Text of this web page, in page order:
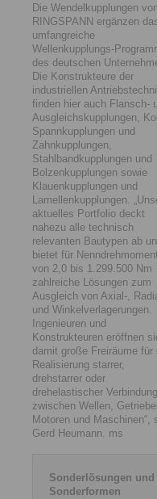
Die Wendelkupplungen von
RINGSPANN ergänzen
umfangreiche
Wellenkupplungs-
des deutschen
Die Konstrukteure der
industriellen
finden hier auch Flansch-
Ausgleichskupplungen,
Spannkupplungen und
Zahnkupplungen,
Stahlbandkupplungen und
Bolzenkupplungen sowie
Klauenkupplungen und
Lamellenkupplungen.
aktuelles Portfolio deckt
nahezu alle technisch
relevanten Bautypen ab
bietet für
von 2,0 bis 1.299.500 Nm
zahlreiche Lösungen zum
Ausgleich von Axial-,
und Winkelverlagerungen.
Ingenieuren und
Konstrukteuren eröffnen
damit große Freiräume für
Realisierung starrer,
drehstarrer oder
drehelastischer
zwischen Wellen,
Motoren und Maschinen“,
Gerd Heumann. ms
Sonderlösungen und
Sonderformen